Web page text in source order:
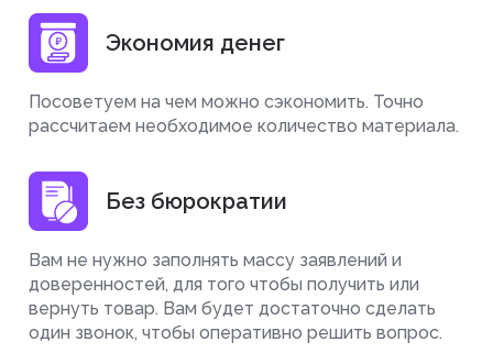
Экономия денег
Посоветуем на чем можно сэкономить. Точно
рассчитаем необходимое количество материала.
Без бюрократии
Вам не нужно заполнять массу заявлений и
доверенностей, для того чтобы получить или
вернуть товар. Вам будет достаточно сделать
один звонок, чтобы оперативно решить вопрос.